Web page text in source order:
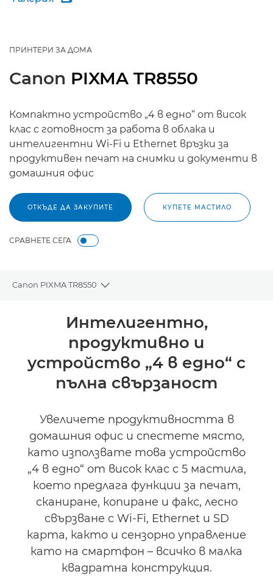
ПРИНТЕРИ ЗА ДОМА
Canon PIXMA TR8550
Компактно устройство „4 в едно“ от висок
клас с готовност за работа в облака и
интелигентни Wi-Fi и Ethernet връзки за
продуктивен печат на снимки и документи в
домашния офис
ОТКЪДЕ ДА ЗАКУПИТЕ КУПЕТЕ МАСТИЛО
СРАВНЕТЕ СЕГА
Canon PIXMA TR8550
Toggle breadcrumbs
Спецификации
Интелигентно,
продуктивно и
устройство „4 в едно“ с
пълна свързаност
Увеличете продуктивността в
домашния офис и спестете място,
като използвате това устройство
„4 в едно“ от висок клас с 5 мастила,
което предлага функции за печат,
сканиране, копиране и факс, лесно
свързване с Wi-Fi, Ethernet и SD
карта, както и сензорно управление
като на смартфон – всичко в малка
квадратна конструкция.